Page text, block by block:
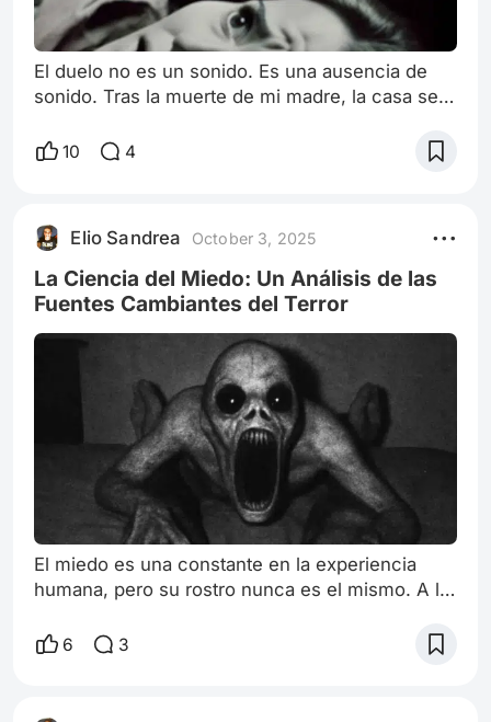
El duelo no es un sonido. Es una ausencia de
sonido. Tras la muerte de mi madre, la casa se
medio de esa quietud que el abogado me llamó
su casa, una cabaña aislada a tres horas de la
ciudad, un lugar que mi madre siempre se negó
a visitar, y mucho menos a menciona
10 4
Elio Sandrea October 3, 2025
La Ciencia del Miedo: Un Análisis de las
Fuentes Cambiantes del Terror
El miedo es una constante en la experiencia
humana, pero su rostro nunca es el mismo. A lo
ha funcionado como un laboratorio de nuestras
perturba. Si analizamos la fuente de la amenaza,
6 3